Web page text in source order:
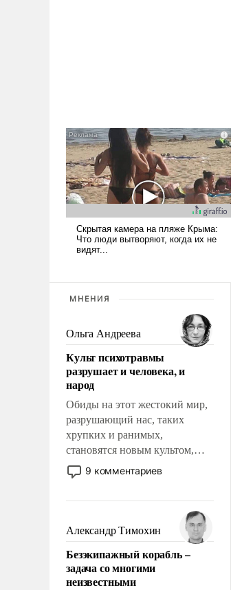
МНЕНИЯ
Ольга Андреева
Культ психотравмы
разрушает и человека, и
народ
Обиды на этот жестокий мир,
разрушающий нас, таких
хрупких и ранимых,
становятся новым культом,
постепенно вытесняя и
отменяя традиционное
мужественным и твердым под
ударами судьбы, брать на себя
ответственность, помогать
слабым, идти вперед и
адаптироваться.
9 комментариев
Александр Тимохин
Безэкипажный корабль –
задача со многими
неизвестными